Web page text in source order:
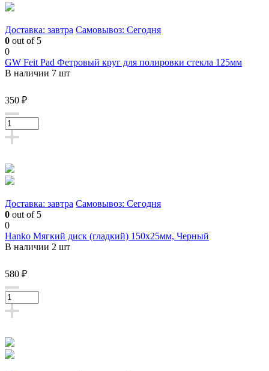
Доставка: завтра Самовывоз: Сегодня
0 out of 5
0
GW Feit Pad Фетровый круг для полировки стекла 125мм
В наличии 7 шт
350 ₽
Доставка: завтра Самовывоз: Сегодня
0 out of 5
0
Hanko Мягкий диск (гладкий) 150х25мм, Черный
В наличии 2 шт
580 ₽